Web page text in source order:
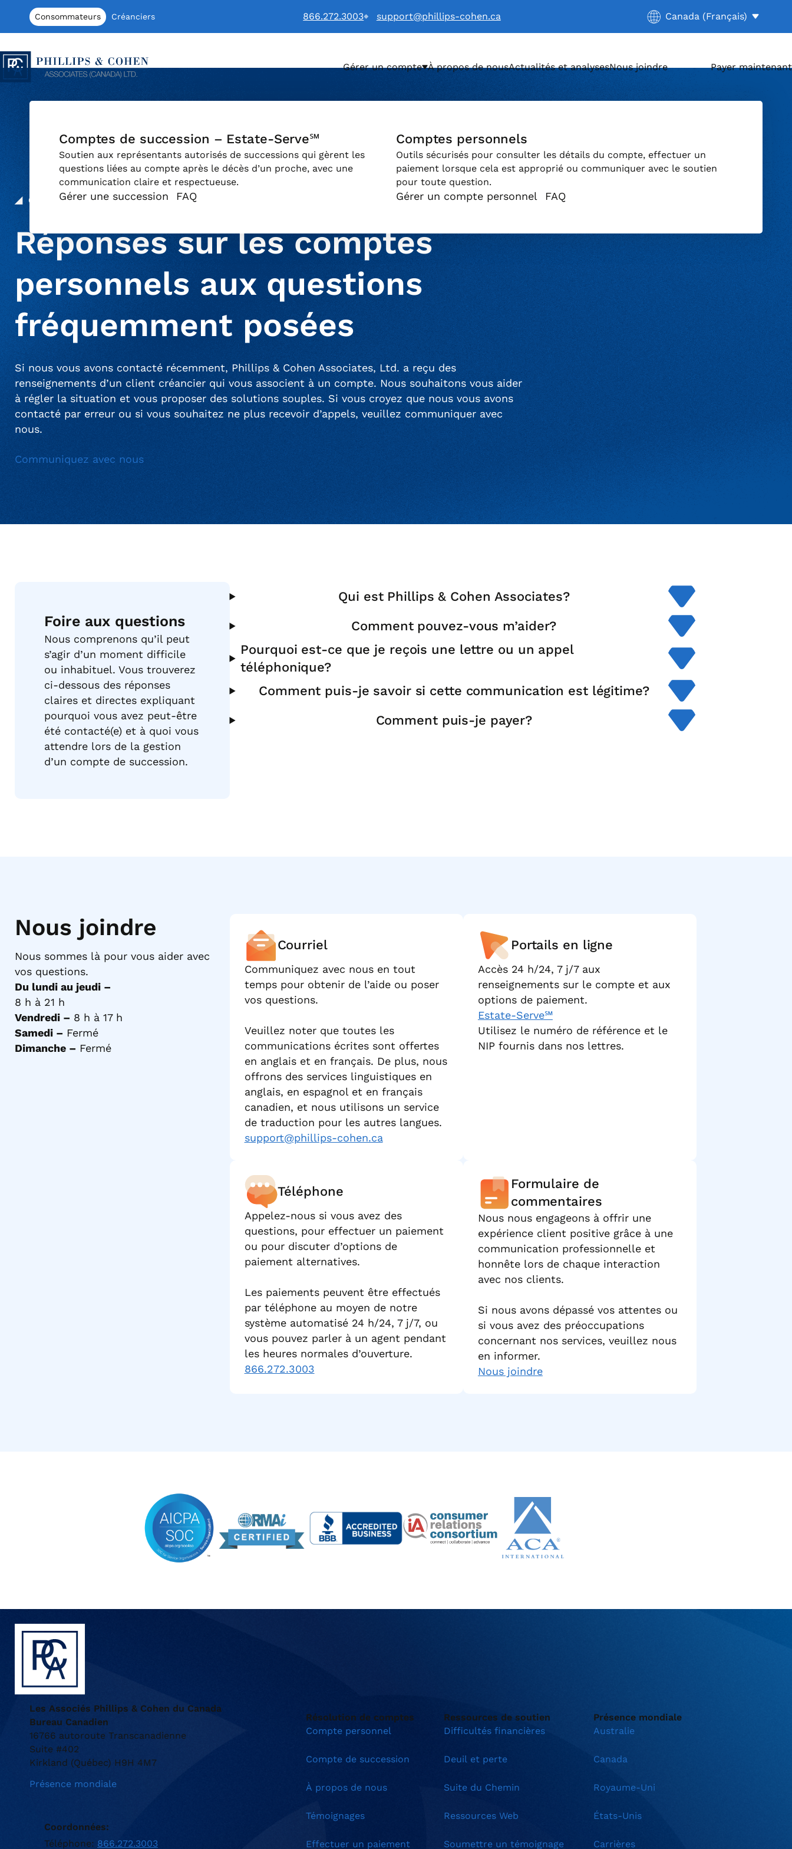
Aller au contenu
Consommateurs Créanciers 866.272.3003 support@phillips-cohen.ca Current location:
Canada (Français)
Phillips & Cohen Associates (Canada) LTD. (Français) logo
Gérer un compte
Comptes de succession – Estate-Serve℠
Soutien aux représentants autorisés de successions qui gèrent les
questions liées au compte après le décès d’un proche, avec une
communication claire et respectueuse.
Gérer une succession FAQ
Comptes personnels
Outils sécurisés pour consulter les détails du compte, effectuer un
paiement lorsque cela est approprié ou communiquer avec le soutien
pour toute question.
Gérer un compte personnel FAQ
À propos de nousActualités et analysesNous joindre Payer maintenant
Gérez votre compte personnel • FAQ
Réponses sur les comptes
personnels aux questions
fréquemment posées
Si nous vous avons contacté récemment, Phillips & Cohen Associates, Ltd. a reçu des
renseignements d’un client créancier qui vous associent à un compte. Nous souhaitons vous aider
à régler la situation et vous proposer des solutions souples. Si vous croyez que nous vous avons
contacté par erreur ou si vous souhaitez ne plus recevoir d’appels, veuillez communiquer avec
nous.
Communiquez avec nous
Foire aux questions
Nous comprenons qu’il peut
s’agir d’un moment difficile
ou inhabituel. Vous trouverez
ci-dessous des réponses
claires et directes expliquant
pourquoi vous avez peut-être
été contacté(e) et à quoi vous
attendre lors de la gestion
d’un compte de succession.
Qui est Phillips & Cohen Associates?
Comment pouvez-vous m’aider?
Pourquoi est-ce que je reçois une lettre ou un appel
téléphonique?
Comment puis-je savoir si cette communication est légitime?
Comment puis-je payer?
Nous joindre
Nous sommes là pour vous aider avec
vos questions.
Du lundi au jeudi –
8 h à 21 h
Vendredi – 8 h à 17 h
Samedi – Fermé
Dimanche – Fermé
Courriel
Communiquez avec nous en tout
temps pour obtenir de l’aide ou poser
vos questions.
Veuillez noter que toutes les
communications écrites sont offertes
en anglais et en français. De plus, nous
offrons des services linguistiques en
anglais, en espagnol et en français
canadien, et nous utilisons un service
de traduction pour les autres langues.
support@phillips-cohen.ca
Portails en ligne
Accès 24 h/24, 7 j/7 aux
renseignements sur le compte et aux
options de paiement.
Estate-Serve℠
Utilisez le numéro de référence et le
NIP fournis dans nos lettres.
Téléphone
Appelez-nous si vous avez des
questions, pour effectuer un paiement
ou pour discuter d’options de
paiement alternatives.
Les paiements peuvent être effectués
par téléphone au moyen de notre
système automatisé 24 h/24, 7 j/7, ou
vous pouvez parler à un agent pendant
les heures normales d’ouverture.
866.272.3003
Formulaire de
commentaires
Nous nous engageons à offrir une
expérience client positive grâce à une
communication professionnelle et
honnête lors de chaque interaction
avec nos clients.
Si nous avons dépassé vos attentes ou
si vous avez des préoccupations
concernant nos services, veuillez nous
en informer.
Nous joindre
Les Associés Phillips & Cohen du Canada
Bureau Canadien
16766 autoroute Transcanadienne
Suite #402
Kirkland (Québec) H9H 4M7
Présence mondiale
Coordonnées:
Téléphone: 866.272.3003
Résolution de comptes
Compte personnel
Compte de succession
À propos de nous
Témoignages
Effectuer un paiement
Ressources de soutien
Difficultés financières
Deuil et perte
Suite du Chemin
Ressources Web
Soumettre un témoignage
Présence mondiale
Australie
Canada
Royaume-Uni
États-Unis
Carrières